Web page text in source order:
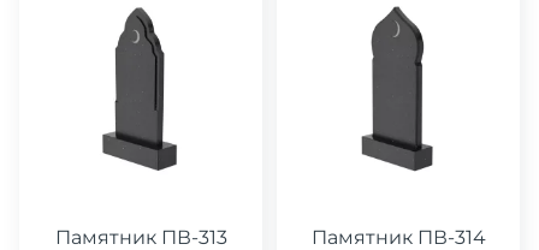
Памятник ПВ-313 Памятник ПВ-314